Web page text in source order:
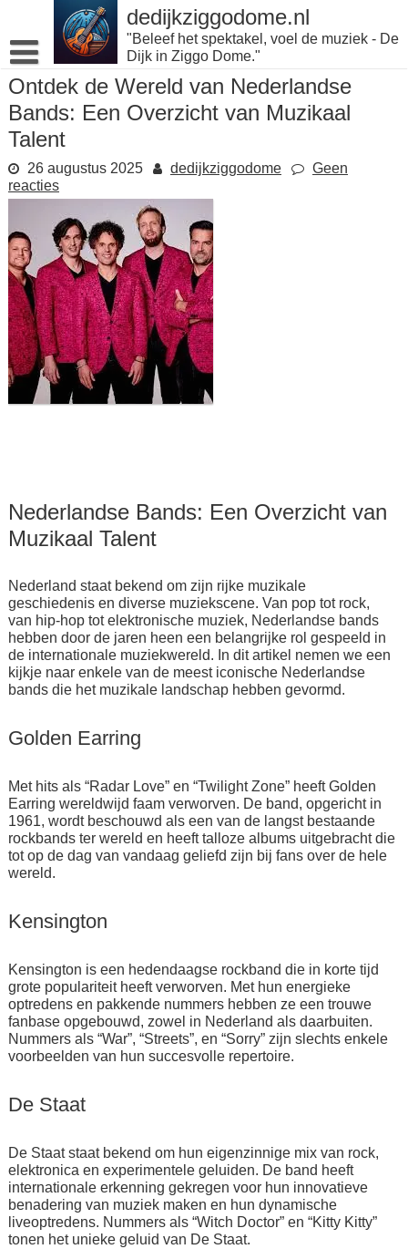
inhoud
gaan
dedijkziggodome.nl
"Beleef het spektakel, voel de muziek - De
Dijk in Ziggo Dome."
Ontdek de Wereld van Nederlandse
Bands: Een Overzicht van Muzikaal
Talent
26 augustus 2025 dedijkziggodome
Geen
reacties
Nederlandse Bands: Een Overzicht van
Muzikaal Talent
Nederland staat bekend om zijn rijke muzikale
geschiedenis en diverse muziekscene. Van pop tot rock,
van hip-hop tot elektronische muziek, Nederlandse bands
hebben door de jaren heen een belangrijke rol gespeeld in
de internationale muziekwereld. In dit artikel nemen we een
kijkje naar enkele van de meest iconische Nederlandse
bands die het muzikale landschap hebben gevormd.
Golden Earring
Met hits als “Radar Love” en “Twilight Zone” heeft Golden
Earring wereldwijd faam verworven. De band, opgericht in
1961, wordt beschouwd als een van de langst bestaande
rockbands ter wereld en heeft talloze albums uitgebracht die
tot op de dag van vandaag geliefd zijn bij fans over de hele
wereld.
Kensington
Kensington is een hedendaagse rockband die in korte tijd
grote populariteit heeft verworven. Met hun energieke
optredens en pakkende nummers hebben ze een trouwe
fanbase opgebouwd, zowel in Nederland als daarbuiten.
Nummers als “War”, “Streets”, en “Sorry” zijn slechts enkele
voorbeelden van hun succesvolle repertoire.
De Staat
De Staat staat bekend om hun eigenzinnige mix van rock,
elektronica en experimentele geluiden. De band heeft
internationale erkenning gekregen voor hun innovatieve
benadering van muziek maken en hun dynamische
liveoptredens. Nummers als “Witch Doctor” en “Kitty Kitty”
tonen het unieke geluid van De Staat.